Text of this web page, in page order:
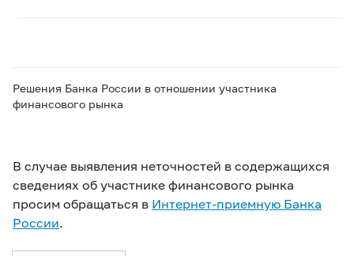
Решения Банка России в отношении участника
финансового рынка
В случае выявления неточностей в содержащихся
сведениях об участнике финансового рынка
просим обращаться в Интернет-приемную Банка
России.